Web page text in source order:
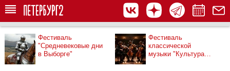
Фестиваль
"Средневековые дни
в Выборге"
Фестиваль
классической
музыки "Культура